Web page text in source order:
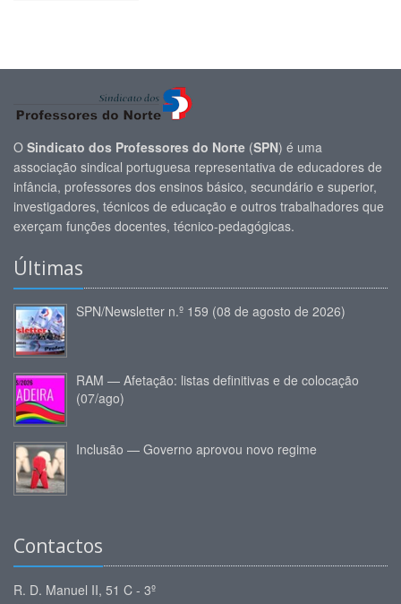
O Sindicato dos Professores do Norte (SPN) é uma
associação sindical portuguesa representativa de educadores de
infância, professores dos ensinos básico, secundário e superior,
investigadores, técnicos de educação e outros trabalhadores que
exerçam funções docentes, técnico-pedagógicas.
Últimas
SPN/Newsletter n.º 159 (08 de agosto de 2026)
RAM — Afetação: listas definitivas e de colocação
(07/ago)
Inclusão — Governo aprovou novo regime
Contactos
R. D. Manuel II, 51 C - 3º